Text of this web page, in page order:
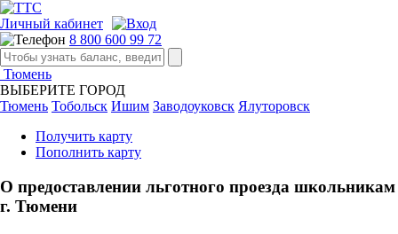
Личный кабинет
8 800 600 99 72
Тюмень
ВЫБЕРИТЕ ГОРОД
Тюмень Тобольск Ишим Заводоуковск Ялуторовск
Получить карту
Пополнить карту
О предоставлении льготного проезда школьникам
г. Тюмени